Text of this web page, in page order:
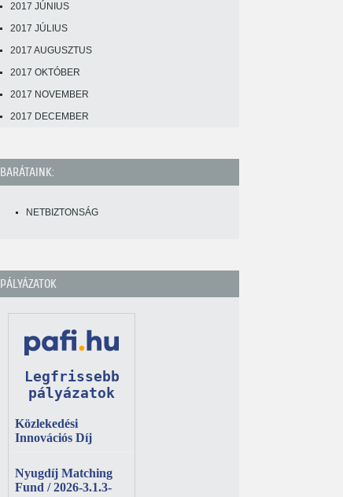
2017 JÚNIUS
2017 JÚLIUS
2017 AUGUSZTUS
2017 OKTÓBER
2017 NOVEMBER
2017 DECEMBER
BARÁTAINK:
NETBIZTONSÁG
PÁLYÁZATOK